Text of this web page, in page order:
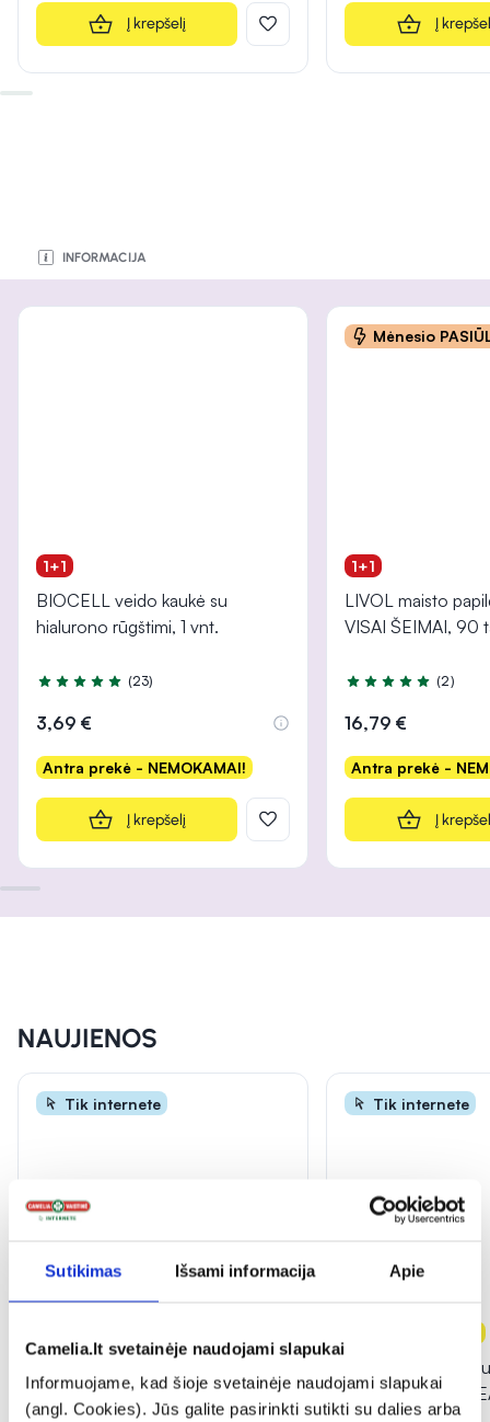
Sutikimas Išsami informacija Apie
Camelia.lt svetainėje naudojami slapukai
Informuojame, kad šioje svetainėje naudojami slapukai
(angl. Cookies). Jūs galite pasirinkti sutikti su dalies arba
Į krepšelį Į
INFORMACIJA
1+1
BIOCELL veido kaukė su
hialurono rūgštimi, 1 vnt.
Įvertinimas 5.0 iš 5
(23)
3,69 €
Antra prekė - NEMOKAMAI!
Į krepšelį
Mėnesio
1+1
LIVOL maisto
VISAI ŠEIMAI, 90
Įvertinimas 5.0 iš 5
(2)
16,79 €
Antra prekė -
Į
INFORMACIJA
INFORMACIJA
NAUJIENOS
Tik internete
veido kremas nuo saulės
Tik internete
PURITO veido
ACID 10 KOJIC